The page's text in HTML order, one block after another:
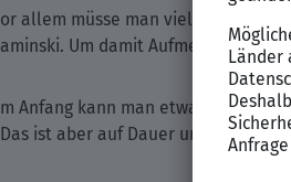
allem müsse man viel Zeit
Um damit Aufmerksamkeit
Anfang kann man etwa Beiträge
ist aber auf Dauer unglaublich